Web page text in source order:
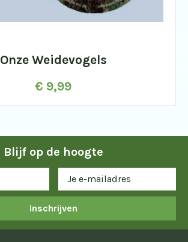
Onze Weidevogels
€ 9,99
Blijf op de hoogte
Inschrijven